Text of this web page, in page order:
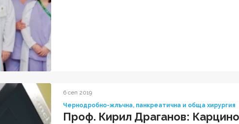
6 сеп 2019
Чернодробно-жлъчна, панкреатична и обща хирургия
Проф. Кирил Драганов: